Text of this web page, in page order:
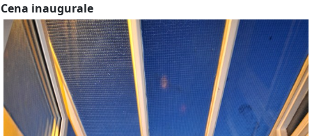
Cena inaugurale